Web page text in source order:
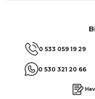
0 533 059 19 29
0 530 321 20 66